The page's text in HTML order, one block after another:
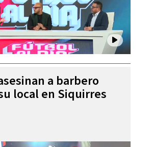
a barbero
local en Siquirres